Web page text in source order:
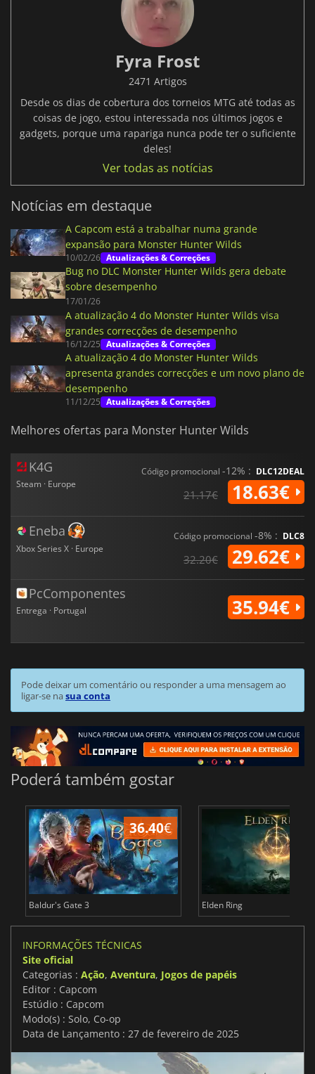
Fyra Frost
2471 Artigos
Desde os dias de cobertura dos torneios MTG até todas as
coisas de jogo, estou interessada nos últimos jogos e
gadgets, porque uma rapariga nunca pode ter o suficiente
deles!
Ver todas as notícias
Notícias em destaque
A Capcom está a trabalhar numa grande
expansão para Monster Hunter Wilds
10/02/26 Atualizações & Correções
Bug no DLC Monster Hunter Wilds gera debate
sobre desempenho
17/01/26
A atualização 4 do Monster Hunter Wilds visa
grandes correcções de desempenho
16/12/25 Atualizações & Correções
A atualização 4 do Monster Hunter Wilds
apresenta grandes correcções e um novo plano de
desempenho
11/12/25 Atualizações & Correções
Melhores ofertas para Monster Hunter Wilds
K4G
Steam · Europe
Código promocional -12% : DLC12DEAL
21.17€ 18.63€
Eneba
Xbox Series X · Europe
Código promocional -8% : DLC8
32.20€ 29.62€
PcComponentes
Entrega · Portugal 35.94€
Pode deixar um comentário ou responder a uma mensagem ao
ligar-se nasua conta
Poderá também gostar
36.40€
Baldur's Gate 3 Elden Ring
INFORMAÇÕES TÉCNICAS
Site oficial
Categorias : Ação, Aventura, Jogos de papéis
Editor : Capcom
Estúdio : Capcom
Modo(s) : Solo, Co-op
Data de Lançamento : 27 de fevereiro de 2025